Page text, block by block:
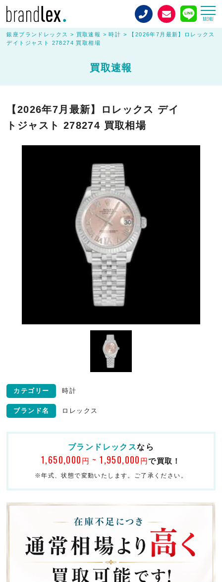
MENU
銀座ブランドレックス > 買取速報 >時計 >
【2026年7月最新】ロレックス
デイトジャスト 278274 買取相場
買取速報
【2026年7月最新】ロレックス デイ
トジャスト 278274 買取相場
カテゴリー 時計
ブランド名 ロレックス
ブランドレックスなら
1,650,000 円 ~ 1,950,000 円で買取！
※年式、状態で変動いたします。ご了承ください。